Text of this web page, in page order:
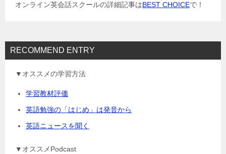
オンライン英会話スクールの詳細記事はBEST CHOICEで！
RECOMMEND ENTRY
▼オススメの学習方法
学習教材評価
英語勉強の「はじめ」は発音から
英語ニュースを聞く
▼オススメPodcast